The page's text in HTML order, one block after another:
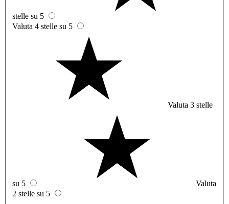
stelle su 5
Valuta 4 stelle su 5
Valuta 3 stelle
su 5
Valuta
2 stelle su 5